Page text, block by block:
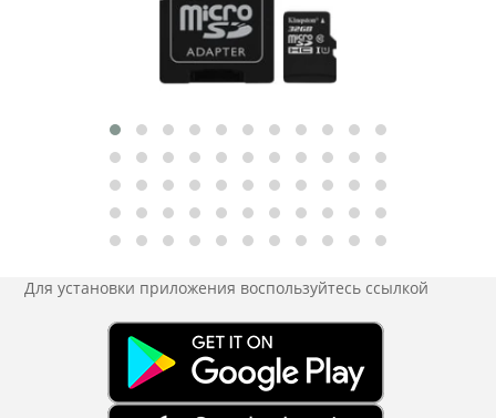
Для установки приложения воспользуйтесь ссылкой